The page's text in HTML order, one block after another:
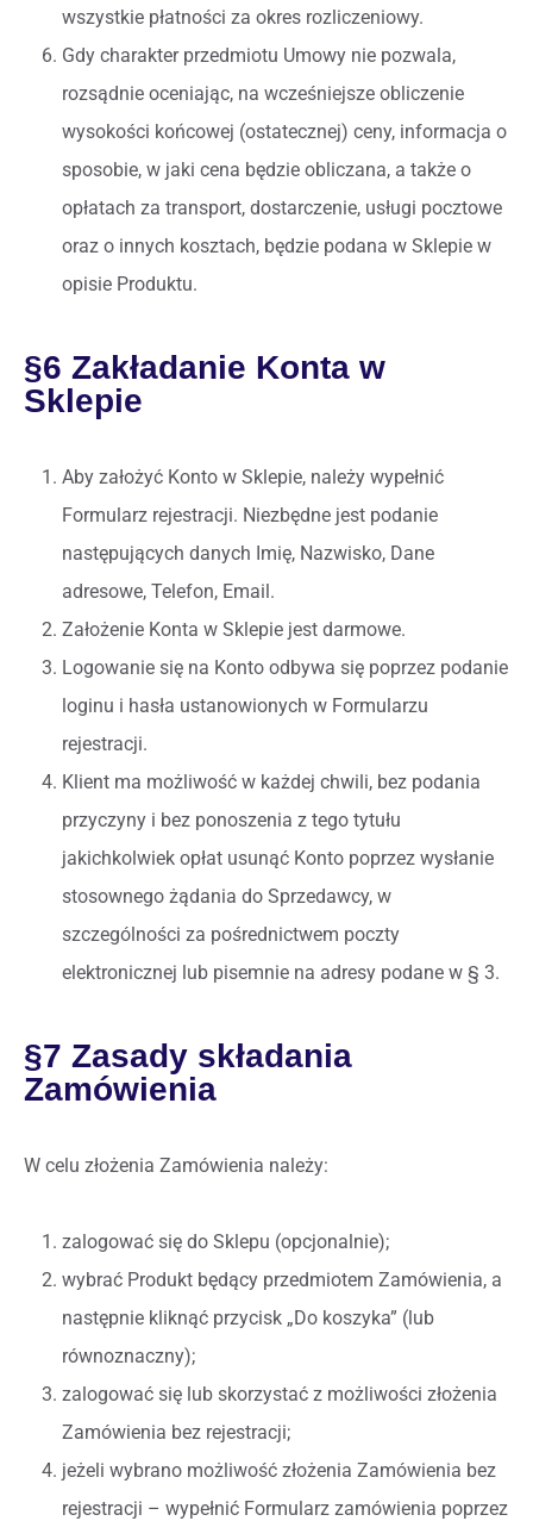
wszystkie płatności za okres rozliczeniowy.
Gdy charakter przedmiotu Umowy nie pozwala,
rozsądnie oceniając, na wcześniejsze obliczenie
wysokości końcowej (ostatecznej) ceny, informacja o
sposobie, w jaki cena będzie obliczana, a także o
opłatach za transport, dostarczenie, usługi pocztowe
oraz o innych kosztach, będzie podana w Sklepie w
opisie Produktu.
§6 Zakładanie Konta w
Sklepie
Aby założyć Konto w Sklepie, należy wypełnić
Formularz rejestracji. Niezbędne jest podanie
następujących danych Imię, Nazwisko, Dane
adresowe, Telefon, Email.
Założenie Konta w Sklepie jest darmowe.
Logowanie się na Konto odbywa się poprzez podanie
loginu i hasła ustanowionych w Formularzu
rejestracji.
Klient ma możliwość w każdej chwili, bez podania
przyczyny i bez ponoszenia z tego tytułu
jakichkolwiek opłat usunąć Konto poprzez wysłanie
stosownego żądania do Sprzedawcy, w
szczególności za pośrednictwem poczty
elektronicznej lub pisemnie na adresy podane w § 3.
§7 Zasady składania
Zamówienia
W celu złożenia Zamówienia należy:
zalogować się do Sklepu (opcjonalnie);
wybrać Produkt będący przedmiotem Zamówienia, a
następnie kliknąć przycisk „Do koszyka” (lub
równoznaczny);
zalogować się lub skorzystać z możliwości złożenia
Zamówienia bez rejestracji;
jeżeli wybrano możliwość złożenia Zamówienia bez
rejestracji – wypełnić Formularz zamówienia poprzez